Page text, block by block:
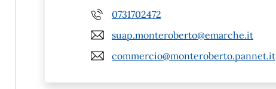
0731702472
suap.monteroberto@emarche.it
commercio@monteroberto.pannet.it